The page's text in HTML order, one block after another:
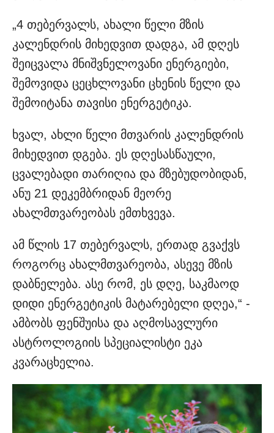
„4 თებერვალს, ახალი წელი მზის
კალენდრის მიხედვით დადგა, ამ დღეს
შეიცვალა მნიშვნელოვანი ენერგიები,
შემოვიდა ცეცხლოვანი ცხენის წელი და
შემოიტანა თავისი ენერგეტიკა.
ხვალ, ახლი წელი მთვარის კალენდრის
მიხედვით დგება. ეს დღესასწაული,
ცვალებადი თარიღია და მზებუდობიდან,
ანუ 21 დეკემბრიდან მეორე
ახალმთვარეობას ემთხვევა.
ამ წლის 17 თებერვალს, ერთად გვაქვს
როგორც ახალმთვარეობა, ასევე მზის
დაბნელება. ასე რომ, ეს დღე, საკმაოდ
დიდი ენერგეტიკის მატარებელი დღეა,“ -
ამბობს ფენშუისა და აღმოსავლური
ასტროლოგიის სპეციალისტი ეკა
კვარაცხელია.